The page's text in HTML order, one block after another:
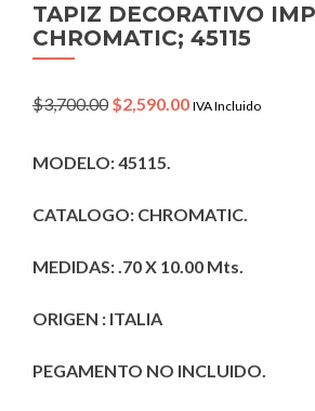
TAPIZ DECORATIVO
CHROMATIC; 45115
$3,700.00 Original
$3,700.00.
$2,590.00Current
IVA Incluido
MODELO: 45115.
CATALOGO: CHROMATIC.
MEDIDAS: .70 X 10.00 Mts.
ORIGEN : ITALIA
PEGAMENTO NO INCLUIDO.